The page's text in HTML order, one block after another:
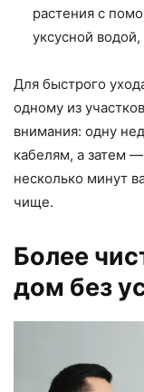
растения с
уксусной
Для быстрого
одному из
внимания: одну
кабелям, а затем
несколько минут
чище.
Более
дом без